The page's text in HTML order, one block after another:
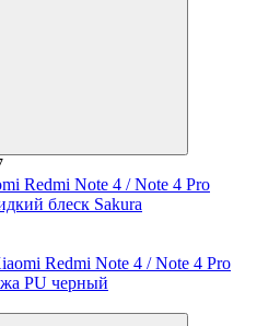
Redmi Note 4 / Note 4 Pro
блеск Sakura